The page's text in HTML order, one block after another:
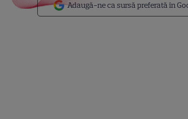
Adaugă-ne ca sursă preferată în